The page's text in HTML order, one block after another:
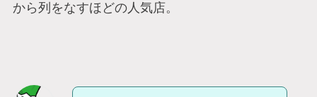
から列をなすほどの人気店。